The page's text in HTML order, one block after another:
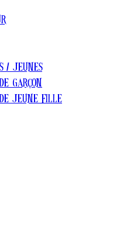
/ jeunes
garçon
de jeune fille